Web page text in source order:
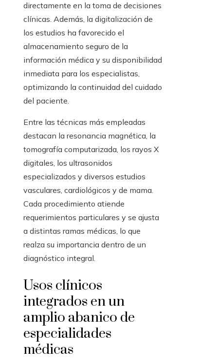
directamente en la toma de decisiones
clínicas. Además, la digitalización de
los estudios ha favorecido el
almacenamiento seguro de la
información médica y su disponibilidad
inmediata para los especialistas,
optimizando la continuidad del cuidado
del paciente.
Entre las técnicas más empleadas
destacan la resonancia magnética, la
tomografía computarizada, los rayos X
digitales, los ultrasonidos
especializados y diversos estudios
vasculares, cardiológicos y de mama.
Cada procedimiento atiende
requerimientos particulares y se ajusta
a distintas ramas médicas, lo que
realza su importancia dentro de un
diagnóstico integral.
Usos clínicos
integrados en un
amplio abanico de
especialidades
médicas